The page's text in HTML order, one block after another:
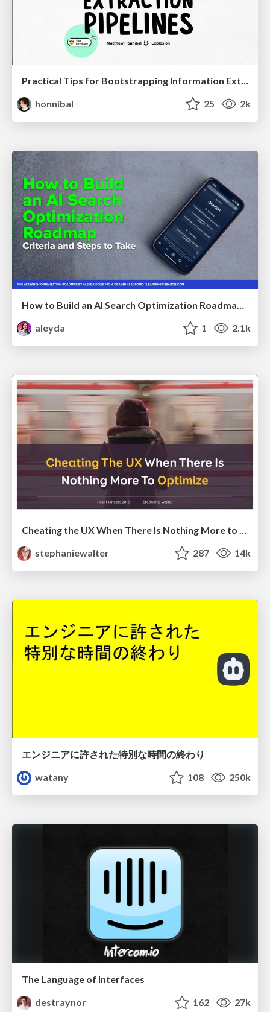
Practical Tips for Bootstrapping Information Extraction Pipelines
honnibal
25 2k
How to Build an AI Search Optimization Roadmap - Criteria and Steps to Take #SEOIRL
aleyda
1 2.1k
Cheating the UX When There Is Nothing More to Optimize - PixelPioneers
stephaniewalter
287 14k
エンジニアに許された特別な時間の終わり
watany
108 250k
The Language of Interfaces
destraynor
162 27k